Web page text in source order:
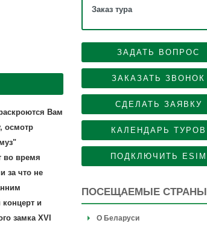
Вам
осмотр
во время
за что не
и
замка XVI
Заказ тура
ЗАДАТЬ ВОПРОС
ЗАКАЗАТЬ ЗВОНОК
СДЕЛАТЬ ЗАЯВКУ
КАЛЕНДАРЬ ТУРОВ
ПОДКЛЮЧИТЬ ESIM
ПОСЕЩАЕМЫЕ СТРАНЫ
О Беларуси